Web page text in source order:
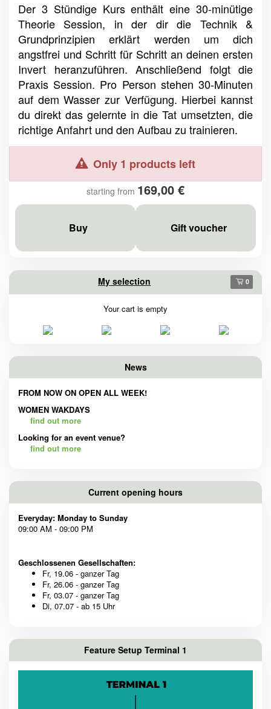
Der 3 Stündige Kurs enthält eine 30-minütige
Theorie Session, in der dir die Technik &
Grundprinzipien erklärt werden um dich
angstfrei und Schritt für Schritt an deinen ersten
Invert heranzuführen. Anschließend folgt die
Praxis Session. Pro Person stehen 30-Minuten
auf dem Wasser zur Verfügung. Hierbei kannst
du direkt das gelernte in die Tat umsetzten, die
richtige Anfahrt und den Aufbau zu trainieren.
Only 1 products left
starting from 169,00 €
Buy Gift voucher
My selection 0
Your cart is empty
News
FROM NOW ON OPEN ALL WEEK!
WOMEN WAKDAYS
find out more
Looking for an event venue?
find out more
Current opening hours
Everyday: Monday to Sunday
09:00 AM - 09:00 PM
Geschlossenen Gesellschaften:
Fr, 19.06 - ganzer Tag
Fr, 26.06 - ganzer Tag
Fr, 03.07 - ganzer Tag
Di, 07.07 - ab 15 Uhr
Feature Setup Terminal 1